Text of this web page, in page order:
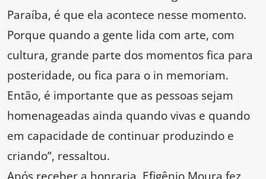
Paraíba, é que ela acontece nesse momento.
Porque quando a gente lida com arte, com
cultura, grande parte dos momentos fica para
posteridade, ou fica para o in memoriam.
Então, é importante que as pessoas sejam
homenageadas ainda quando vivas e quando
em capacidade de continuar produzindo e
criando”, ressaltou.